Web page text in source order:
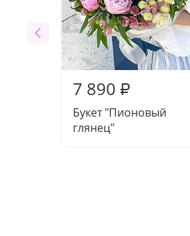
7 890 ₽
Букет "Пионовый
глянец"